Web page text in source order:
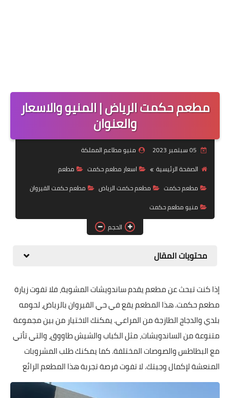
مطعم حكمت الرياض | المنيو والاسعار
والعنوان
منيو مطاعم المملكة
الصفحة الرئيسية
اسعار مطعم حكمت
مطعم
مطعم حكمت
مطعم حكمت الرياض
مطعم حكمت القيروان
منيو مطعم حكمت
الحجم
محتويات المقال
إذا كنت تبحث عن مطعم يقدم ساندويشات المشوية، فلا تفوت زيارة
مطعم حكمت. هذا المطعم يقع في حي القيروان بالرياض، لحومه
بلدي والدجاج الطازجة من المراعي. يمكنك الاختيار من بين مجموعة
متنوعة من الساندويشات، مثل الكباب والشيش طاووق، والتي تأتي
مع البطاطس والصوصات المختلفة. كما يمكنك طلب المشروبات
المنعشة لإكمال وجبتك. لا تفوت فرصة تجربة هذا المطعم الرائع